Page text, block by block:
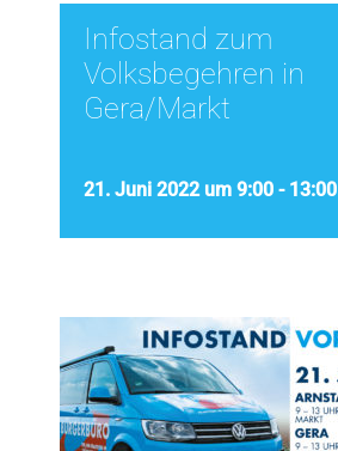
Infostand zum
Volksbegehren in
Gera/Markt
21. Juni 2022 um 9:00 - 13:00